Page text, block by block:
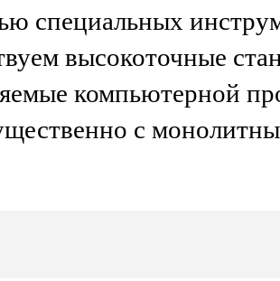
специальных
высокоточные
компьютерной
с